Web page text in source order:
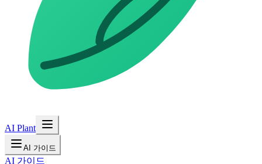
AI Plant
AI 가이드
AI 가이드